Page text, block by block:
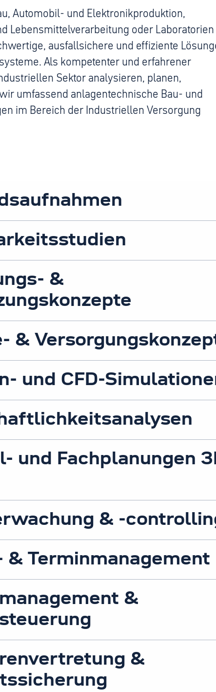
Automobil- und Elektronikproduktion,
Lebensmittelverarbeitung oder
ausfallsichere und effiziente
Als kompetenter und erfahrener
Sektor analysieren, planen,
umfassend anlagentechnische Bau- und
im Bereich der Industriellen Versorgung
&
&
und CFD-
und Fachplanungen
& -
& Terminmanagement
&
&